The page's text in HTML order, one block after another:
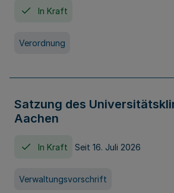
In Kraft
Verordnung
Satzung des
Aachen
In Kraft Seit 16. Juli 2026
Verwaltungsvorschrift